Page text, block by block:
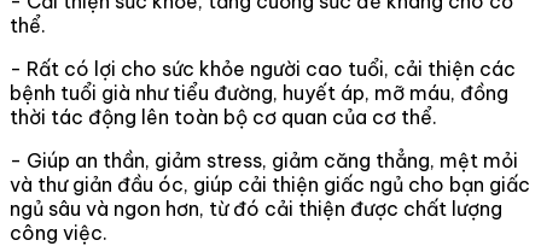
thể.
- Rất có lợi cho sức khỏe người cao tuổi, cải thiện các
bệnh tuổi già như tiểu đường, huyết áp, mỡ máu, đồng
thời tác động lên toàn bộ cơ quan của cơ thể.
- Giúp an thần, giảm stress, giảm căng thẳng, mệt mỏi
và thư giản đầu óc, giúp cải thiện giấc ngủ cho bạn giấc
ngủ sâu và ngon hơn, từ đó cải thiện được chất lượng
công việc.